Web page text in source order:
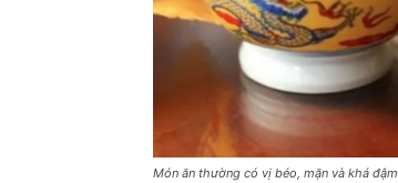
Món ăn thường có vị béo, mặn và khá đậm